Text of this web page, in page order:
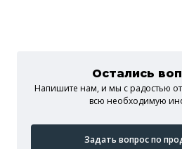
Остались
Напишите нам, и мы c радостью
всю необходимую
Задать вопрос по